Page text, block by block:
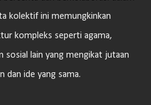
kolektif ini memungkinkan
kompleks seperti agama,
sosial lain yang mengikat jutaan
dan ide yang sama.